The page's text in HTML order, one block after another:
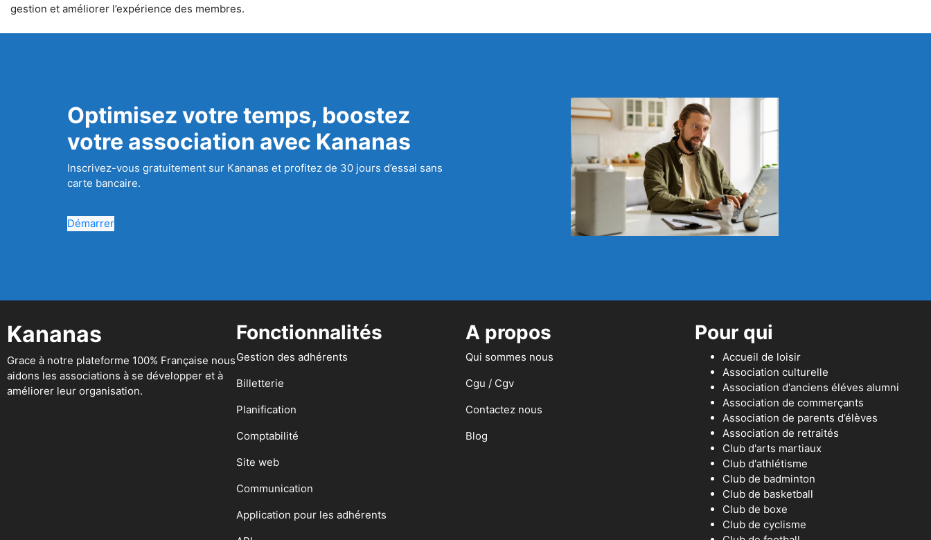
gestion et améliorer l’expérience des membres.
Optimisez votre temps, boostez
votre association avec Kananas
Inscrivez-vous gratuitement sur Kananas et profitez de 30 jours d’essai sans
carte bancaire.
Démarrer
Kananas
Grace à notre plateforme 100% Française nous
aidons les associations à se développer et à
améliorer leur organisation.
Fonctionnalités
Gestion des adhérents
Billetterie
Planification
Comptabilité
Site web
Communication
Application pour les adhérents
A propos
Qui sommes nous
Cgu / Cgv
Contactez nous
Blog
Pour qui
Accueil de loisir
Association culturelle
Association d'anciens éléves alumni
Association de commerçants
Association de parents d’élèves
Association de retraités
Club d'arts martiaux
Club d'athlétisme
Club de badminton
Club de basketball
Club de boxe
Club de cyclisme